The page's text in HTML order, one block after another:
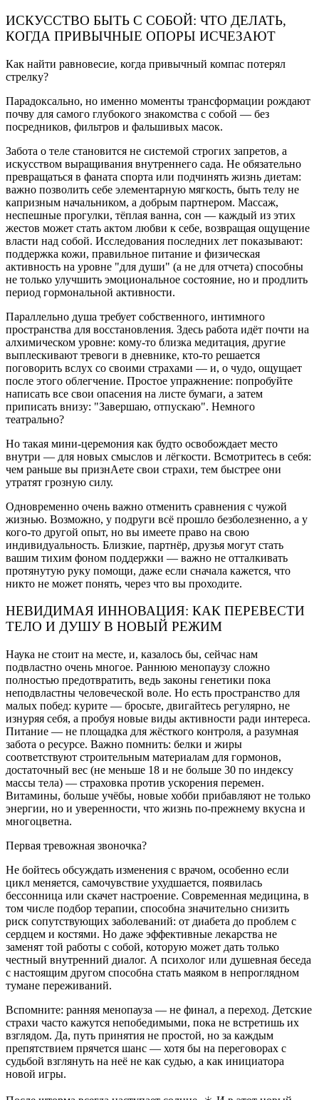
ИСКУССТВО БЫТЬ С СОБОЙ: ЧТО ДЕЛАТЬ,
КОГДА ПРИВЫЧНЫЕ ОПОРЫ ИСЧЕЗАЮТ
Как найти равновесие, когда привычный компас потерял
стрелку?
Парадоксально, но именно моменты трансформации рождают
почву для самого глубокого знакомства с собой — без
посредников, фильтров и фальшивых масок.
Забота о теле становится не системой строгих запретов, а
искусством выращивания внутреннего сада. Не обязательно
превращаться в фаната спорта или подчинять жизнь диетам:
важно позволить себе элементарную мягкость, быть телу не
капризным начальником, а добрым партнером. Массаж,
неспешные прогулки, тёплая ванна, сон — каждый из этих
жестов может стать актом любви к себе, возвращая ощущение
власти над собой. Исследования последних лет показывают:
поддержка кожи, правильное питание и физическая
активность на уровне "для души" (а не для отчета) способны
не только улучшить эмоциональное состояние, но и продлить
период гормональной активности.
Параллельно душа требует собственного, интимного
пространства для восстановления. Здесь работа идёт почти на
алхимическом уровне: кому-то близка медитация, другие
выплескивают тревоги в дневнике, кто-то решается
поговорить вслух со своими страхами — и, о чудо, ощущает
после этого облегчение. Простое упражнение: попробуйте
написать все свои опасения на листе бумаги, а затем
приписать внизу: "Завершаю, отпускаю". Немного
театрально?
Но такая мини-церемония как будто освобождает место
внутри — для новых смыслов и лёгкости. Всмотритесь в себя:
чем раньше вы признАете свои страхи, тем быстрее они
утратят грозную силу.
Одновременно очень важно отменить сравнения с чужой
жизнью. Возможно, у подруги всё прошло безболезненно, а у
кого-то другой опыт, но вы имеете право на свою
индивидуальность. Близкие, партнёр, друзья могут стать
вашим тихим фоном поддержки — важно не отталкивать
протянутую руку помощи, даже если сначала кажется, что
никто не может понять, через что вы проходите.
НЕВИДИМАЯ ИННОВАЦИЯ: КАК ПЕРЕВЕСТИ
ТЕЛО И ДУШУ В НОВЫЙ РЕЖИМ
Наука не стоит на месте, и, казалось бы, сейчас нам
подвластно очень многое. Раннюю менопаузу сложно
полностью предотвратить, ведь законы генетики пока
неподвластны человеческой воле. Но есть пространство для
малых побед: курите — бросьте, двигайтесь регулярно, не
изнуряя себя, а пробуя новые виды активности ради интереса.
Питание — не площадка для жёсткого контроля, а разумная
забота о ресурсе. Важно помнить: белки и жиры
соответствуют строительным материалам для гормонов,
достаточный вес (не меньше 18 и не больше 30 по индексу
массы тела) — страховка против ускорения перемен.
Витамины, больше учёбы, новые хобби прибавляют не только
энергии, но и уверенности, что жизнь по-прежнему вкусна и
многоцветна.
Первая тревожная звоночка?
Не бойтесь обсуждать изменения с врачом, особенно если
цикл меняется, самочувствие ухудшается, появилась
бессонница или скачет настроение. Современная медицина, в
том числе подбор терапии, способна значительно снизить
риск сопутствующих заболеваний: от диабета до проблем с
сердцем и костями. Но даже эффективные лекарства не
заменят той работы с собой, которую может дать только
честный внутренний диалог. А психолог или душевная беседа
с настоящим другом способна стать маяком в непроглядном
тумане переживаний.
Вспомните: ранняя менопауза — не финал, а переход. Детские
страхи часто кажутся непобедимыми, пока не встретишь их
взглядом. Да, путь принятия не простой, но за каждым
препятствием прячется шанс — хотя бы на переговорах с
судьбой взглянуть на неё не как судью, а как инициатора
новой игры.